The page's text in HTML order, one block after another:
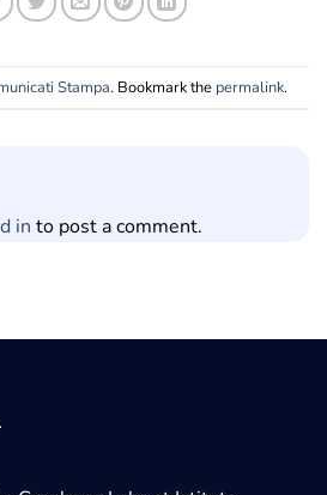
Stampa. Bookmark the permalink.
in to post a comment.